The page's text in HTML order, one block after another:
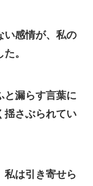
い感情が、私の
。
と漏らす言葉に
揺さぶられてい
私は引き寄せら